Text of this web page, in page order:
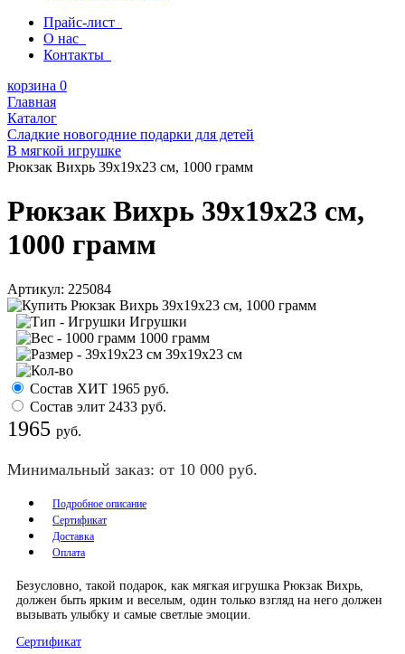
Прайс-лист
О нас
Контакты
корзина 0
Главная
Каталог
Сладкие новогодние подарки для детей
В мягкой игрушке
Рюкзак Вихрь 39х19х23 см, 1000 грамм
Рюкзак Вихрь 39х19х23 см,
1000 грамм
Артикул: 225084
Игрушки
1000 грамм
39х19х23 см
Состав ХИТ 1965 руб.
Состав элит 2433 руб.
1965 руб.
Минимальный заказ: от 10 000 руб.
Подробное описание
Сертификат
Доставка
Оплата
Безусловно, такой подарок, как мягкая игрушка Рюкзак Вихрь,
должен быть ярким и веселым, один только взгляд на него должен
вызывать улыбку и самые светлые эмоции.
Сертификат